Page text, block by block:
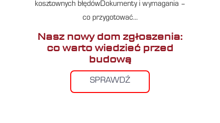
kosztownych błędówDokumenty i wymagania –
co przygotować…
Nasz nowy dom zgłoszenia:
co warto wiedzieć przed
budową
SPRAWDŹ